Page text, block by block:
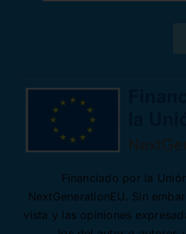
Financiado por la
NextGenerationEU. Sin
vista y las opiniones